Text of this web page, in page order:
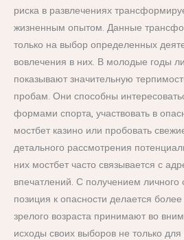
риска в развлечениях
жизненным опытом. Данные
только на выбор определенных
вовлечения в них. В молодые годы
показывают значительную
пробам. Они способны
формами спорта, участвовать в
мостбет казино или пробовать
детального рассмотрения
них мостбет часто связывается с
впечатлений. С получением личного
позиция к опасности делается
зрелого возраста принимают во
исходы своих выборов не только